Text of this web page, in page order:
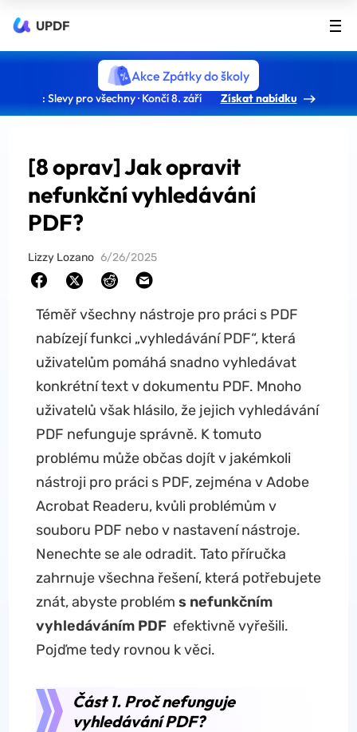
UPDF
Akce Zpátky do školy
: Slevy pro všechny · Končí 8. září Získat nabídku
[8 oprav] Jak opravit
nefunkční vyhledávání
PDF?
Lizzy Lozano 6/26/2025
Téměř všechny nástroje pro práci s PDF
nabízejí funkci „vyhledávání PDF“, která
uživatelům pomáhá snadno vyhledávat
konkrétní text v dokumentu PDF. Mnoho
uživatelů však hlásilo, že jejich vyhledávání
PDF nefunguje správně. K tomuto
problému může občas dojít v jakémkoli
nástroji pro práci s PDF, zejména v Adobe
Acrobat Readeru, kvůli problémům v
souboru PDF nebo v nastavení nástroje.
Nenechte se ale odradit. Tato příručka
zahrnuje všechna řešení, která potřebujete
znát, abyste problém s nefunkčním
vyhledáváním PDFefektivně vyřešili.
Pojďme tedy rovnou k věci.
Část 1. Proč nefunguje
vyhledávání PDF?